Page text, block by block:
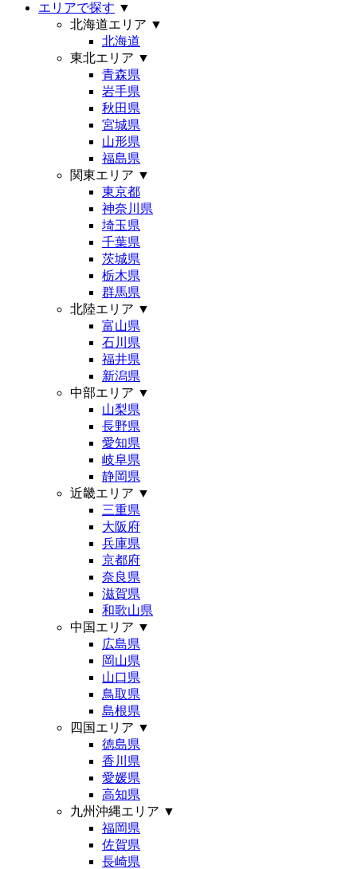
エリアで探す ▼
北海道エリア ▼
北海道
東北エリア ▼
青森県
岩手県
秋田県
宮城県
山形県
福島県
関東エリア ▼
東京都
神奈川県
埼玉県
千葉県
茨城県
栃木県
群馬県
北陸エリア ▼
富山県
石川県
福井県
新潟県
中部エリア ▼
山梨県
長野県
愛知県
岐阜県
静岡県
近畿エリア ▼
三重県
大阪府
兵庫県
京都府
奈良県
滋賀県
和歌山県
中国エリア ▼
広島県
岡山県
山口県
鳥取県
島根県
四国エリア ▼
徳島県
香川県
愛媛県
高知県
九州沖縄エリア ▼
福岡県
佐賀県
長崎県